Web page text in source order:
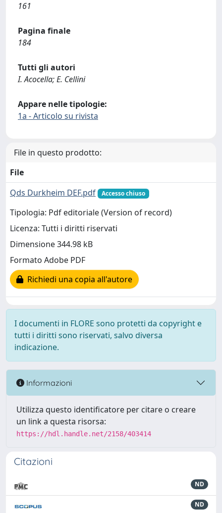
161
Pagina finale
184
Tutti gli autori
I. Acocella; E. Cellini
Appare nelle tipologie:
1a - Articolo su rivista
File in questo prodotto:
File
Qds Durkheim DEF.pdf
Accesso chiuso
Tipologia: Pdf editoriale (Version of record)
Licenza: Tutti i diritti riservati
Dimensione 344.98 kB
Formato Adobe PDF
Richiedi una copia all'autore
I documenti in FLORE sono protetti da copyright e
tutti i diritti sono riservati, salvo diversa
indicazione.
Informazioni
Utilizza questo identificatore per citare o creare
un link a questa risorsa:
https://hdl.handle.net/2158/403414
Citazioni
ND
ND